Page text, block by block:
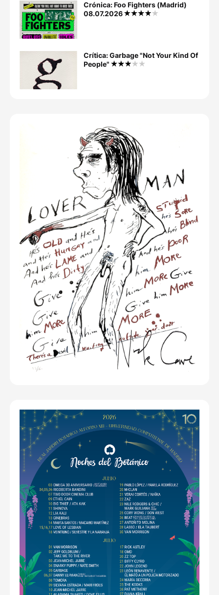
Crónica: Foo Fighters (Madrid)
08.07.2026
Crítica: Garbage "Not Your Kind Of
People"